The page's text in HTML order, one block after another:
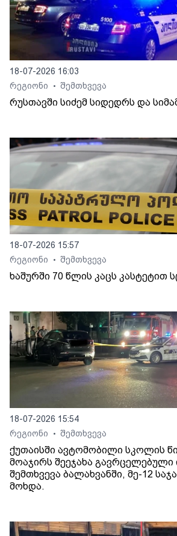
18-07-2026 16:03
რეგიონი
• შემთხვევა
რუსთავში სიძემ სიდედრს და
18-07-2026 15:57
რეგიონი
• შემთხვევა
ხაშურში 70 წლის კაცს კასტეტით
18-07-2026 15:54
რეგიონი
• შემთხვევა
ქუთაისში ავტომობილი სკოლის
მოაჯირს შეეჯახა
შემთხვევა ბალახვანში, მე-12
მოხდა.